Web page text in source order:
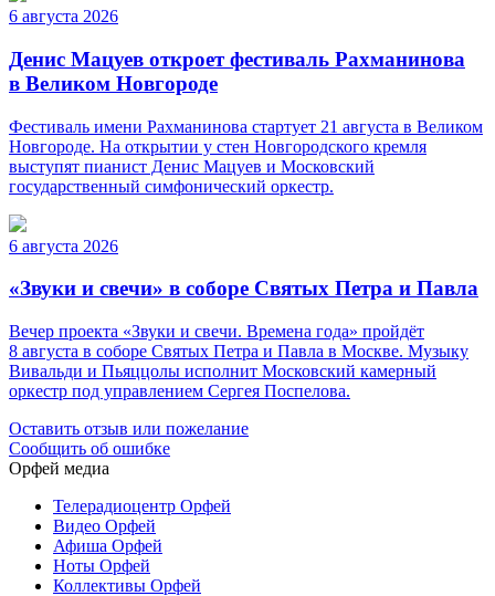
6 августа 2026
Денис Мацуев откроет фестиваль Рахманинова
в Великом Новгороде
Фестиваль имени Рахманинова стартует 21 августа в Великом
Новгороде. На открытии у стен Новгородского кремля
выступят пианист Денис Мацуев и Московский
государственный симфонический оркестр.
6 августа 2026
«Звуки и свечи» в соборе Святых Петра и Павла
Вечер проекта «Звуки и свечи. Времена года» пройдёт
8 августа в соборе Святых Петра и Павла в Москве. Музыку
Вивальди и Пьяццолы исполнит Московский камерный
оркестр под управлением Сергея Поспелова.
Оставить отзыв или пожелание
Сообщить об ошибке
Орфей медиа
Телерадиоцентр Орфей
Видео Орфей
Афиша Орфей
Ноты Орфей
Коллективы Орфей